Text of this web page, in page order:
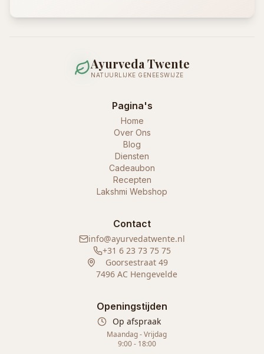
Ayurveda Twente
NATUURLIJKE GENEESWIJZE
Pagina's
Home
Over Ons
Blog
Diensten
Cadeaubon
Recepten
Lakshmi Webshop
Contact
info@ayurvedatwente.nl
+31 6 23 73 75 75
Goorsestraat 49
7496 AC Hengevelde
Openingstijden
Op afspraak
Maandag - Vrijdag
9:00 - 18:00